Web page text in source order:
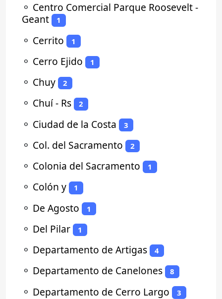
⚬ Centro Comercial Parque Roosevelt -
Geant
1
⚬ Cerrito 1
⚬ Cerro Ejido 1
⚬ Chuy 2
⚬ Chuí - Rs 2
⚬ Ciudad de la Costa 3
⚬ Col. del Sacramento 2
⚬ Colonia del Sacramento 1
⚬ Colón y 1
⚬ De Agosto 1
⚬ Del Pilar 1
⚬ Departamento de Artigas 4
⚬ Departamento de Canelones 8
⚬ Departamento de Cerro Largo 3